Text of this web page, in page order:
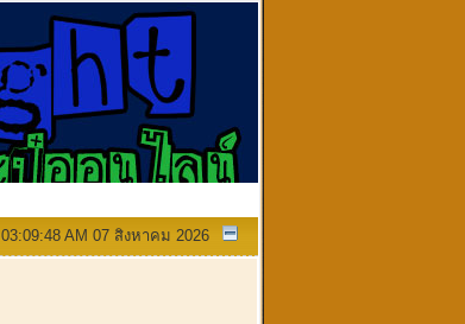
03:09:48 AM 07 สิงหาคม 2026